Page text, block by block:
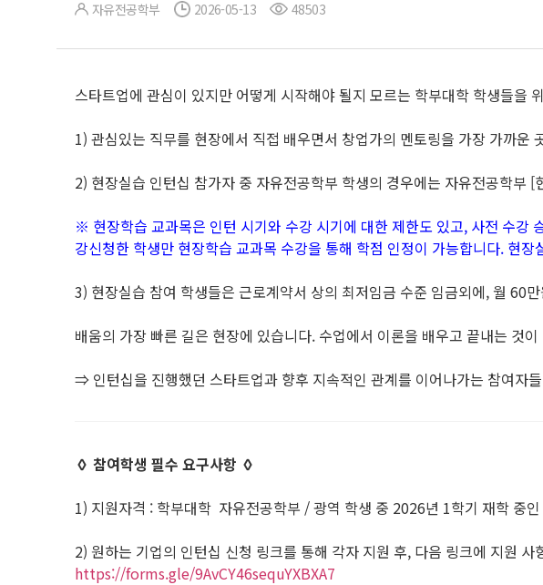
자유전공학부 2026-05-13 48503
스타트업에 관심이 있지만 어떻게 시작해야 될지 모르는 학부대학 학생들
1) 관심있는 직무를 현장에서 직접 배우면서 창업가의 멘토링을 가장 가까운
2) 현장실습 인턴십 참가자 중 자유전공학부 학생의 경우에는 자유전공학부
※ 현장학습 교과목은 인턴 시기와 수강 시기에 대한 제한도 있고, 사전 수강
강신청한 학생만 현장학습 교과목 수강을 통해 학점 인정이 가능합니다. 현
3) 현장실습 참여 학생들은 근로계약서 상의 최저임금 수준 임금외에, 월 60
배움의 가장 빠른 길은 현장에 있습니다. 수업에서 이론을 배우고 끝내는 것
⇒ 인턴십을 진행했던 스타트업과 향후 지속적인 관계를 이어나가는 참여자
◊ 참여학생 필수 요구사항 ◊
1) 지원자격 : 학부대학 자유전공학부 / 광역 학생 중 2026년 1학기 재학 중
2) 원하는 기업의 인턴십 신청 링크를 통해 각자 지원 후, 다음 링크에 지원 사
https://forms.gle/9AvCY46sequYXBXA7